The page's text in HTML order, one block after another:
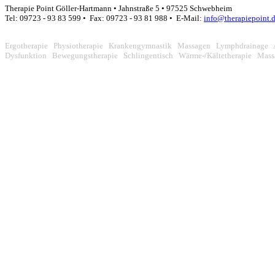
Therapie Point Göller-Hartmann • Jahnstraße 5 • 97525 Schwebheim
Tel: 09723 - 93 83 599 • Fax: 09723 - 93 81 988 • E-Mail:
Ergotherapie Physiotherapie Krankengymnastik Massagen
Dysfunktion Bewegungstherapie Schlingentisch Wärme-/Kältetherapie